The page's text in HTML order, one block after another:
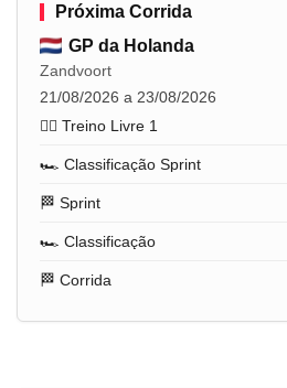
Próxima Corrida
GP da Holanda
Zandvoort
21/08/2026 a 23/08/2026
🏋️‍♂️ Treino Livre 1
🏎️ Classificação Sprint
🏁 Sprint
🏎️ Classificação
🏁 Corrida